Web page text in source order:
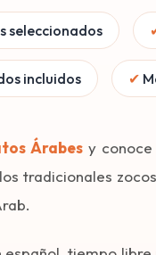
seleccionados
incluidos ✔
Árabes y
tradicionales